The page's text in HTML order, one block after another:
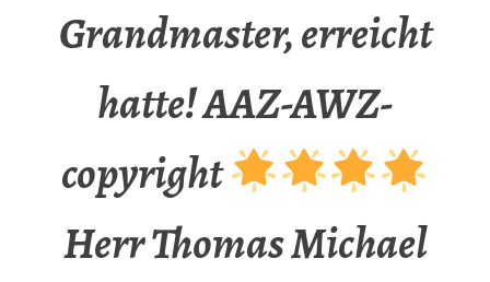
Grandmaster, erreicht
hatte! AAZ-AWZ-
copyright
Herr Thomas Michael